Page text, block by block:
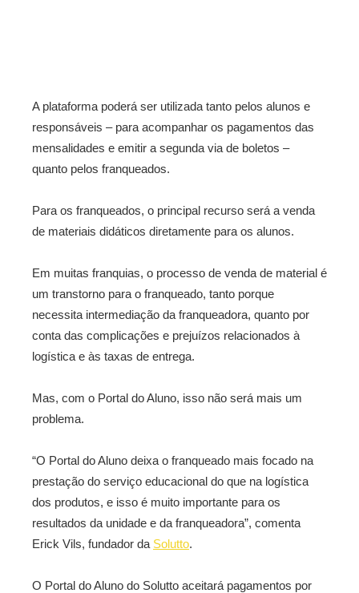
A plataforma poderá ser utilizada tanto pelos alunos e
responsáveis – para acompanhar os pagamentos das
mensalidades e emitir a segunda via de boletos –
quanto pelos franqueados.
Para os franqueados, o principal recurso será a venda
de materiais didáticos diretamente para os alunos.
Em muitas franquias, o processo de venda de material é
um transtorno para o franqueado, tanto porque
necessita intermediação da franqueadora, quanto por
conta das complicações e prejuízos relacionados à
logística e às taxas de entrega.
Mas, com o Portal do Aluno, isso não será mais um
problema.
“O Portal do Aluno deixa o franqueado mais focado na
prestação do serviço educacional do que na logística
dos produtos, e isso é muito importante para os
resultados da unidade e da franqueadora”, comenta
Erick Vils, fundador da Solutto.
O Portal do Aluno do Solutto aceitará pagamentos por